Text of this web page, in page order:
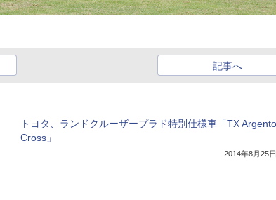
記事へ
トヨタ、ランドクルーザープラド特別仕様車「TX Argento
Cross」
2014年8月25日